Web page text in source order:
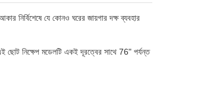
নির্বিশেষে যে কোনও ঘরের জায়গার দক্ষ ব্যবহার
ছোট নিক্ষেপ মডেলটি একই দূরত্বের সাথে 76" পর্যন্ত